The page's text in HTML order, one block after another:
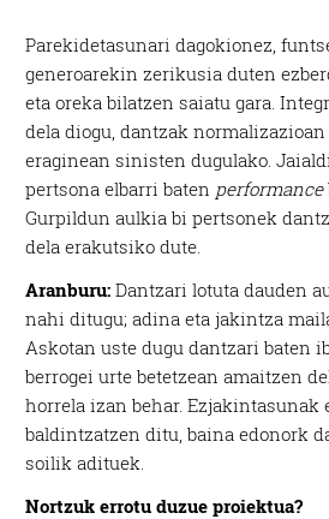
Parekidetasunari dagokionez,
generoarekin zerikusia duten
eta oreka bilatzen saiatu gara.
dela diogu, dantzak
eraginean sinisten dugulako.
pertsona elbarri baten performance
Gurpildun aulkia bi pertsonek
dela erakutsiko dute.
Aranburu: Dantzari lotuta dauden
nahi ditugu; adina eta jakintza
Askotan uste dugu dantzari baten
berrogei urte betetzean amaitzen
horrela izan behar. Ezjakintasunak
baldintzatzen ditu, baina edonork
soilik adituek.
Nortzuk errotu duzue proiektua?